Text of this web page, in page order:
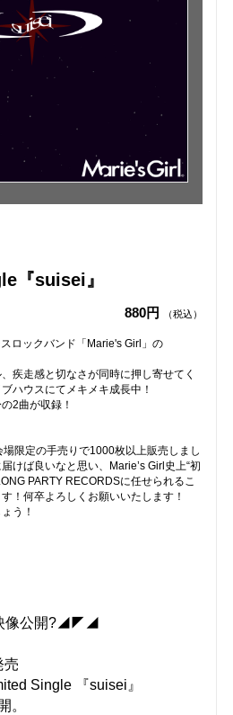
『suisei』
880円 （税込）
ロックバンド「Marie's Girl」の
疾走感と切なさが同時に押し寄せてく
ハウスにてメキメキ成長中！
2曲が収録！
限定の手売りで1000枚以上販売しまし
けば良いなと思い、Marie’s Girl史上“初
PARTY RECORDSに任せられるこ
！何卒よろしくお願いいたします！
う！
像公開?◢◤◢
売
Single 『suisei』
。